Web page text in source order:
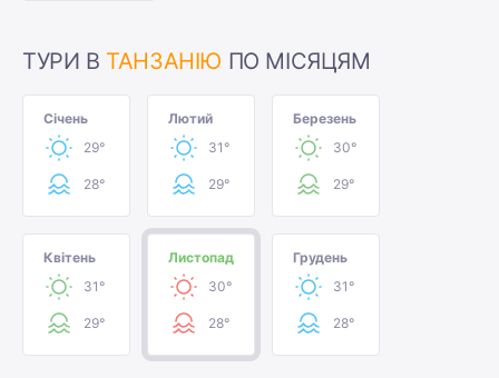
ТУРИ В ТАНЗАНІЮ ПО МІСЯЦЯМ
Січень
29°
28°
Лютий
31°
29°
Березень
30°
29°
Квітень
31°
29°
Листопад
30°
28°
Грудень
31°
28°